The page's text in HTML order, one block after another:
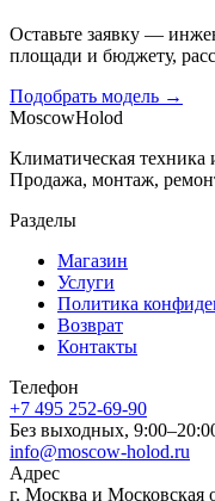
Оставьте заявку —
площади и бюджету,
Подобрать модель →
MoscowHolod
Климатическая техника
Продажа, монтаж,
Разделы
Магазин
Услуги
Политика
Возврат
Контакты
Телефон
+7 495 252-69-90
Без выходных,
info@moscow-holod.ru
Адрес
г. Москва и Московская